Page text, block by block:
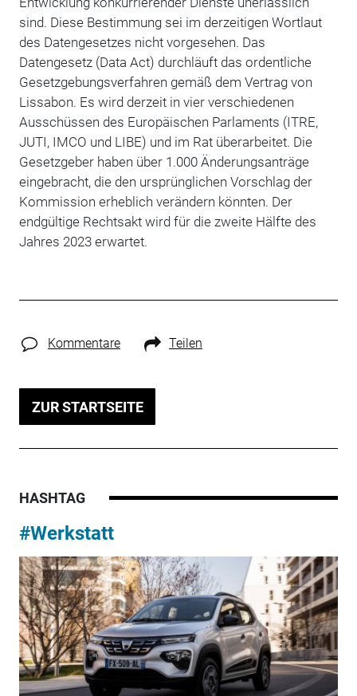
sind. Diese Bestimmung sei im derzeitigen Wortlaut
des Datengesetzes nicht vorgesehen. Das
Datengesetz (Data Act) durchläuft das ordentliche
Gesetzgebungsverfahren gemäß dem Vertrag von
Lissabon. Es wird derzeit in vier verschiedenen
Ausschüssen des Europäischen Parlaments (ITRE,
JUTI, IMCO und LIBE) und im Rat überarbeitet. Die
Gesetzgeber haben über 1.000 Änderungsanträge
eingebracht, die den ursprünglichen Vorschlag der
Kommission erheblich verändern könnten. Der
endgültige Rechtsakt wird für die zweite Hälfte des
Jahres 2023 erwartet.
Kommentare Teilen
ZUR STARTSEITE
HASHTAG
#Werkstatt